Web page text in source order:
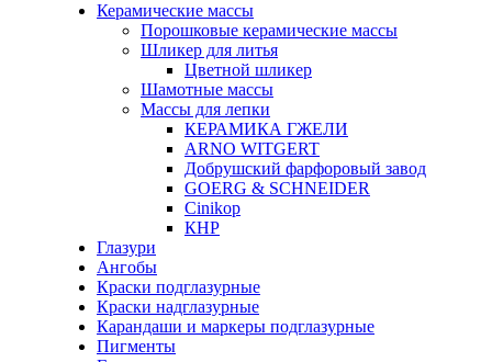
Керамические массы
Порошковые керамические массы
Шликер для литья
Цветной шликер
Шамотные массы
Массы для лепки
КЕРАМИКА ГЖЕЛИ
ARNO WITGERT
Добрушский фарфоровый завод
GOERG & SCHNEIDER
Cinikop
КНР
Глазури
Ангобы
Краски подглазурные
Краски надглазурные
Карандаши и маркеры подглазурные
Пигменты